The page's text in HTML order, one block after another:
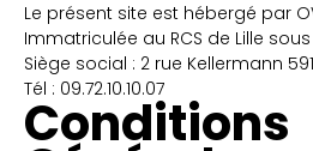
Le présent site est hébergé par
Immatriculée au RCS de Lille
Siège social : 2 rue Kellermann
Tél : 09.72.10.10.07
Conditions